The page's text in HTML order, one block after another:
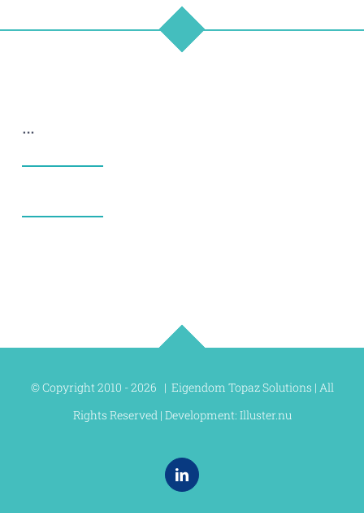
…
© Copyright 2010 -2026 | Eigendom Topaz Solutions | All
Rights Reserved | Development: Illuster.nu
LinkedIn